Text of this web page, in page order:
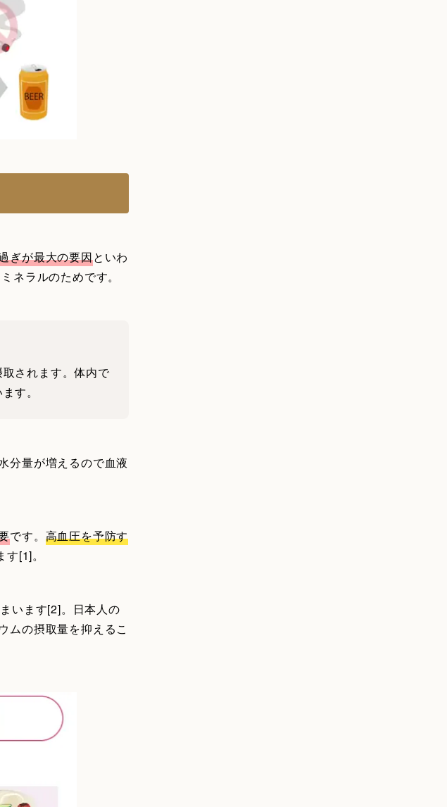
ぎが最大の要因といわ
ネラルのためです。
されます。体内で
す。
分量が増えるので血液
です。 高血圧を予防す
[1]。
います[2]。日本人の
ムの摂取量を抑えるこ